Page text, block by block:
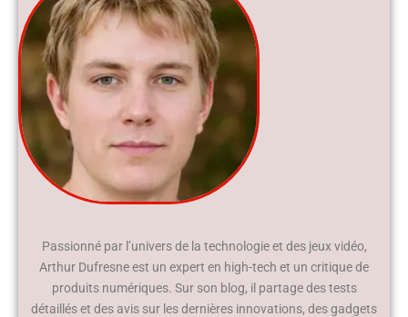
Passionné par l’univers de la technologie et des jeux vidéo,
Arthur Dufresne est un expert en high-tech et un critique de
produits numériques. Sur son blog, il partage des tests
détaillés et des avis sur les dernières innovations, des gadgets